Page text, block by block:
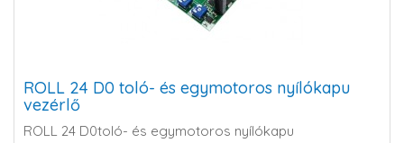
ROLL 24 D0 toló- és egymotoros nyílókapu
vezérlő
ROLL 24 D0toló- és egymotoros nyílókapu